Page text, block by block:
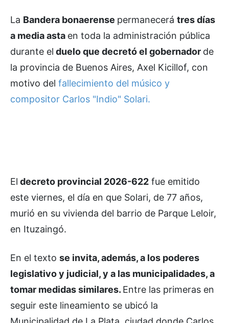
La Bandera bonaerense permanecerá tres días
a media asta en toda la administración pública
durante el duelo que decretó el gobernador de
la provincia de Buenos Aires, Axel Kicillof, con
motivo del fallecimiento del músico y
compositor Carlos "Indio" Solari.
El decreto provincial 2026-622 fue emitido
este viernes, el día en que Solari, de 77 años,
murió en su vivienda del barrio de Parque Leloir,
en Ituzaingó.
En el texto se invita, además, a los poderes
legislativo y judicial, y a las municipalidades, a
tomar medidas similares. Entre las primeras en
seguir este lineamiento se ubicó la